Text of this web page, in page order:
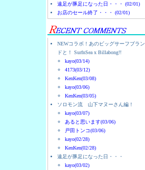
遠足が豚足になった日・・・ (02/01)
お店のセール終了・・・ (02/01)
NEWコラボ！あのビッグサーフブラン
ドと！ SurfnSea x Billabong!!
kayo(03/14)
4173(03/12)
KenKen(03/08)
kayo(03/06)
KenKen(03/05)
ソロモン流 山下マヌーさん編！
kayo(03/07)
あると思います(03/06)
戸田トンコ(03/06)
kayo(02/28)
KenKen(02/28)
遠足が豚足になった日・・・
kayo(03/02)